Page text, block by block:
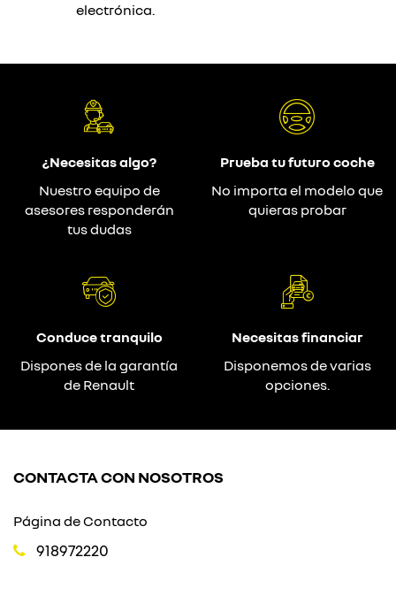
electrónica.
¿Necesitas algo?
Nuestro equipo de
asesores responderán
tus dudas
Prueba tu futuro coche
No importa el modelo que
quieras probar
Conduce tranquilo
Dispones de la garantía
de Renault
Necesitas financiar
Disponemos de varias
opciones.
CONTACTA CON NOSOTROS
Página de Contacto
918972220